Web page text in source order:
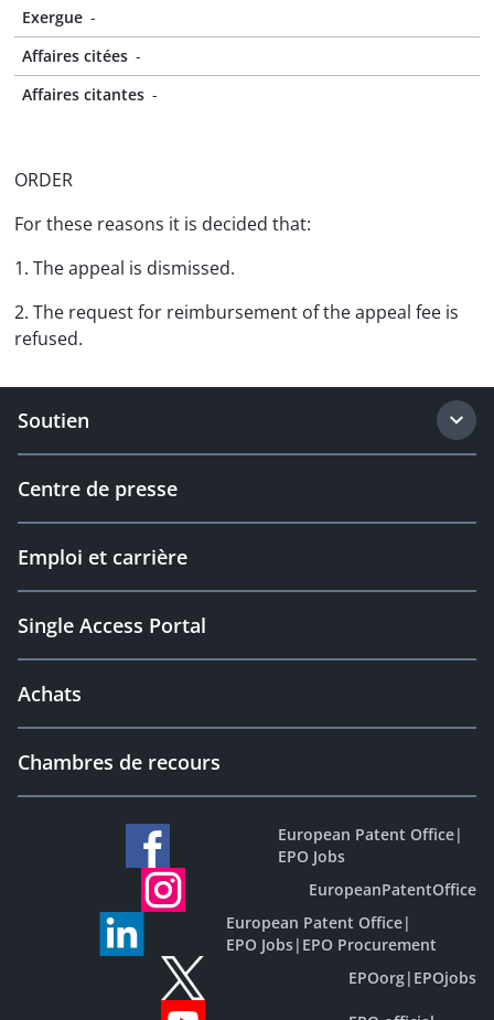
Exergue -
Affaires citées -
Affaires citantes -
ORDER
For these reasons it is decided that:
1. The appeal is dismissed.
2. The request for reimbursement of the appeal fee is
refused.
Soutien
Centre de presse
Emploi et carrière
Single Access Portal
Achats
Chambres de recours
European Patent Office|
EPO Jobs
EuropeanPatentOffice
European Patent Office|
EPO Jobs| EPO Procurement
EPOorg| EPOjobs